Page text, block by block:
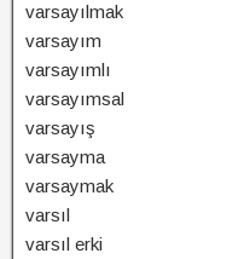
varsayılmak
varsayım
varsayımlı
varsayımsal
varsayış
varsayma
varsaymak
varsıl
varsıl erki